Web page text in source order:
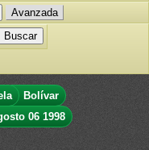
Avanzada
Bolívar
06 1998